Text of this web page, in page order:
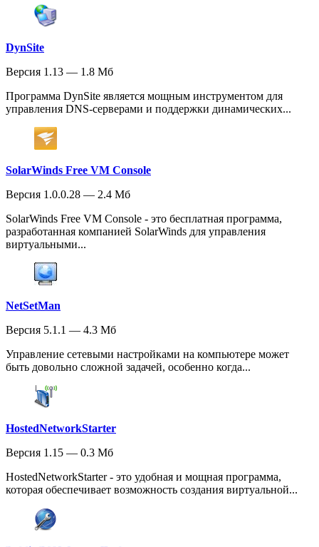
DynSite
Версия 1.13 — 1.8 Мб
Программа DynSite является мощным инструментом для
управления DNS-серверами и поддержки динамических...
SolarWinds Free VM Console
Версия 1.0.0.28 — 2.4 Мб
SolarWinds Free VM Console - это бесплатная программа,
разработанная компанией SolarWinds для управления
виртуальными...
NetSetMan
Версия 5.1.1 — 4.3 Мб
Управление сетевыми настройками на компьютере может
быть довольно сложной задачей, особенно когда...
HostedNetworkStarter
Версия 1.15 — 0.3 Мб
HostedNetworkStarter - это удобная и мощная программа,
которая обеспечивает возможность создания виртуальной...